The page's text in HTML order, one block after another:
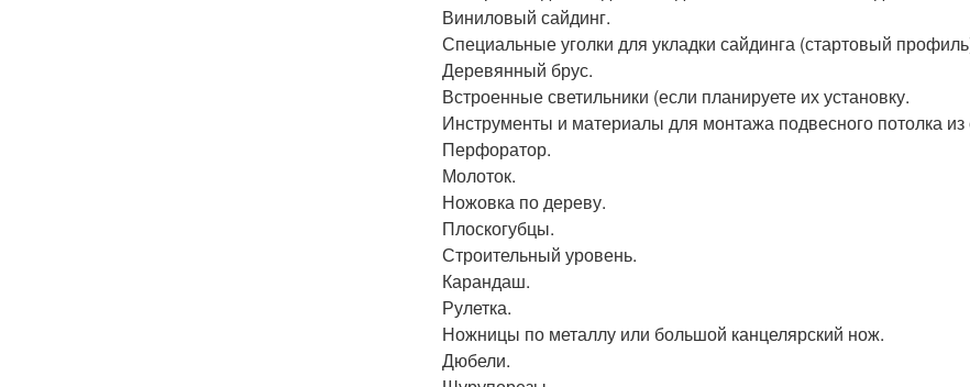
Виниловый сайдинг.
Специальные уголки для укладки сайдинга (стартовый
Деревянный брус.
Встроенные светильники (если планируете их установку.
Инструменты и материалы для монтажа подвесного потолка из
Перфоратор.
Молоток.
Ножовка по дереву.
Плоскогубцы.
Строительный уровень.
Карандаш.
Рулетка.
Ножницы по металлу или большой канцелярский нож.
Дюбели.